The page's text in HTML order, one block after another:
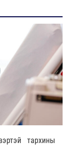
тархины